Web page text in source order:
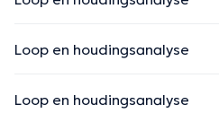
Loop en houdingsanalyse
Loop en houdingsanalyse